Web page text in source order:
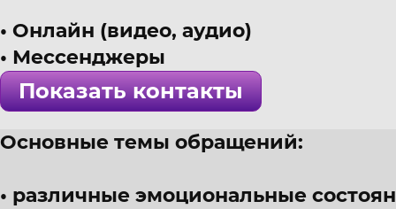
г. Брянск
Эмотолог, интегративный
! Специалист проверен >>>
Онлайн (видео, аудио)
Мессенджеры
Показать контакты
Основные темы обращений:
различные эмоциональные